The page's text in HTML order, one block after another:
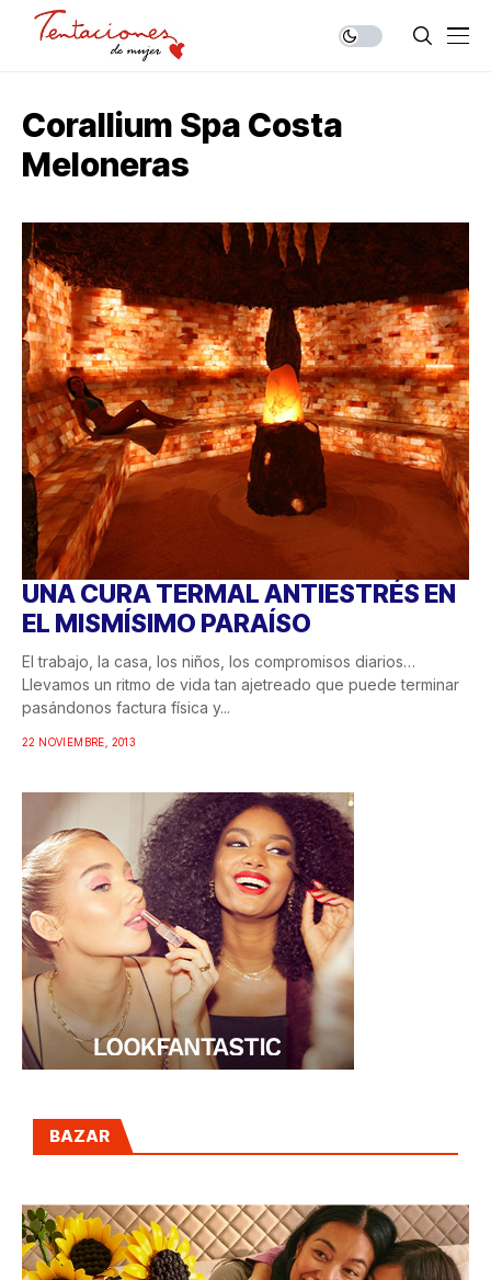
Corallium Spa Costa
Meloneras
UNA CURA TERMAL ANTIESTRÉS EN
EL MISMÍSIMO PARAÍSO
El trabajo, la casa, los niños, los compromisos diarios…
Llevamos un ritmo de vida tan ajetreado que puede terminar
pasándonos factura física y...
22 NOVIEMBRE, 2013
BAZAR